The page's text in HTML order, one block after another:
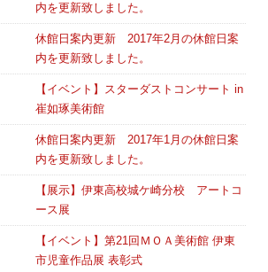
内を更新致しました。
休館日案内更新 2017年2月の休館日案
内を更新致しました。
【イベント】スターダストコンサート in
崔如琢美術館
休館日案内更新 2017年1月の休館日案
内を更新致しました。
【展示】伊東高校城ケ崎分校 アートコ
ース展
【イベント】第21回ＭＯＡ美術館 伊東
市児童作品展 表彰式